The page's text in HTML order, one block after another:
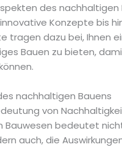
des
Konzepte bis
tragen dazu bei, Ihnen
Bauen zu bieten,
nachhaltigen Bauens
von
Bauwesen bedeutet
auch, die